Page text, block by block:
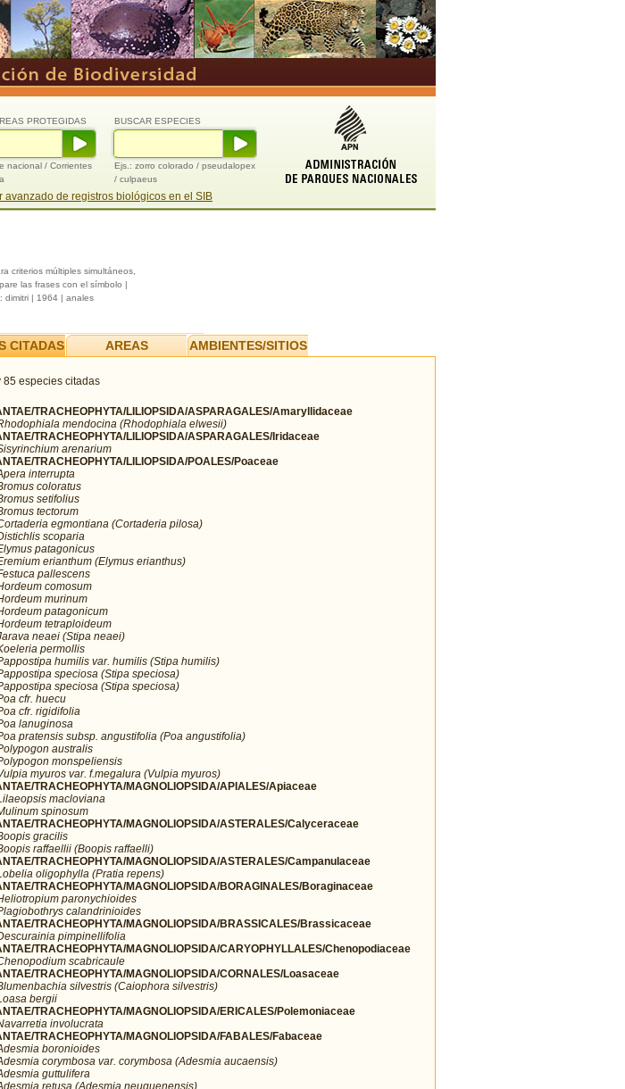
BUSCAR ESPECIES
Ejs.: zorro colorado / pseudalopex
/ culpaeus
PROTEGIDAS
nacional / Corrientes
avanzado de registros biológicos en el SIB
criterios múltiples simultáneos,
las frases con el símbolo |
dimitri | 1964 | anales
CITADAS AREAS AMBIENTES/SITIOS
85 especies citadas
TRACHEOPHYTA/LILIOPSIDA/ASPARAGALES/Amaryllidaceae
mendocina (Rhodophiala elwesii)
TRACHEOPHYTA/LILIOPSIDA/ASPARAGALES/Iridaceae
arenarium
TRACHEOPHYTA/LILIOPSIDA/POALES/Poaceae
interrupta
coloratus
setifolius
tectorum
egmontiana (Cortaderia pilosa)
scoparia
patagonicus
erianthum (Elymus erianthus)
pallescens
comosum
murinum
patagonicum
tetraploideum
neaei (Stipa neaei)
permollis
humilis var. humilis (Stipa humilis)
speciosa (Stipa speciosa)
speciosa (Stipa speciosa)
cfr. huecu
cfr. rigidifolia
lanuginosa
pratensis subsp. angustifolia (Poa angustifolia)
australis
monspeliensis
myuros var. f.megalura (Vulpia myuros)
TRACHEOPHYTA/MAGNOLIOPSIDA/APIALES/Apiaceae
macloviana
spinosum
TRACHEOPHYTA/MAGNOLIOPSIDA/ASTERALES/Calyceraceae
gracilis
raffaellii (Boopis raffaelli)
TRACHEOPHYTA/MAGNOLIOPSIDA/ASTERALES/Campanulaceae
oligophylla (Pratia repens)
TRACHEOPHYTA/MAGNOLIOPSIDA/BORAGINALES/Boraginaceae
paronychioides
calandrinioides
TRACHEOPHYTA/MAGNOLIOPSIDA/BRASSICALES/Brassicaceae
pimpinellifolia
TRACHEOPHYTA/MAGNOLIOPSIDA/CARYOPHYLLALES/Chenopodiaceae
scabricaule
TRACHEOPHYTA/MAGNOLIOPSIDA/CORNALES/Loasaceae
silvestris (Caiophora silvestris)
bergii
TRACHEOPHYTA/MAGNOLIOPSIDA/ERICALES/Polemoniaceae
involucrata
TRACHEOPHYTA/MAGNOLIOPSIDA/FABALES/Fabaceae
boronioides
corymbosa var. corymbosa (Adesmia aucaensis)
guttulifera
retusa (Adesmia neuquenensis)